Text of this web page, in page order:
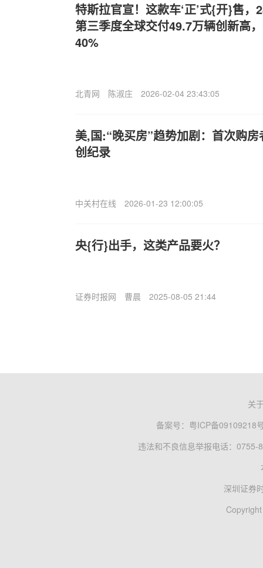
特斯拉官宣！这款车‘正’式{开}售
第三季度全球交付49.7万辆创新高
40%
北青网 陈淑庄 2026-02-04 23:43:05
美,国:“晚买房”趋势加剧：首次购
创纪录
中关村在线 2026-01-23 12:00:05
央{行}出手，这类产品要火？
证券时报网 曹晨 2025-08-05 21:44
关
备案号： 粤ICP备09109218
违法和不良信息举报电话：0755-
深圳证券